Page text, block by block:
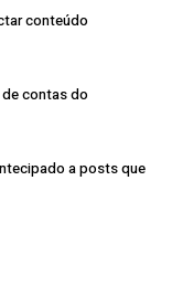
conteúdo
contas do
a posts que